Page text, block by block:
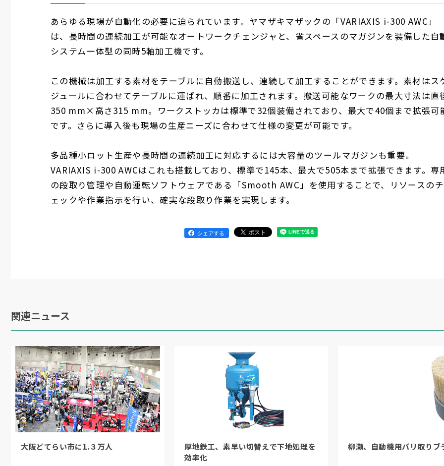
あらゆる現場が自動化の必要に迫られています。ヤマザキマザックの「VARIAXIS i-300 AWC」
は、長時間の連続加工が可能なオートワークチェンジャと、省スペースのマガジンを装備した自
システム一体型の同時5軸加工機です。
この機械は加工する素材をテーブルに自動搬送し、連続して加工することができます。素材はス
ジュールに合わせてテーブルに運ばれ、順番に加工されます。搬送可能なワークの最大寸法は直
350 mm×高さ315 mm。ワークストッカは標準で32個装備されており、最大で40個まで拡張可
です。さらに導入後も現場の生産ニーズに合わせて仕様の変更が可能です。
多品種小ロット生産や長時間の連続加工に対応するには大容量のツールマガジンも重要。
VARIAXIS i-300 AWCはこれも搭載しており、標準で145本、最大で505本まで拡張できます。専
の段取り管理や自動運転ソフトウェアである「Smooth AWC」を使用することで、リソースのチ
ェックや作業指示を行い、確実な段取り作業を実現します。
シェアする
関連ニュース
大阪どてらい市に1.３万人
厚地鉄工、素早い切替えで下地処理を
効率化
柳瀬、自動機用バリ取りブ